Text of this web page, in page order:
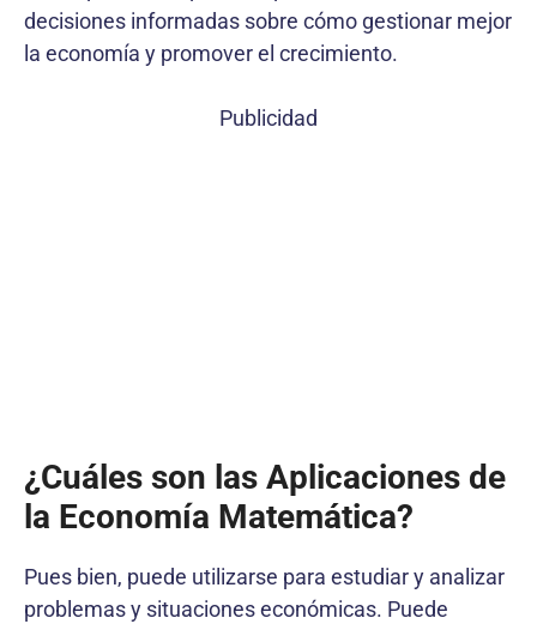
decisiones informadas sobre cómo gestionar mejor
la economía y promover el crecimiento.
Publicidad
¿Cuáles son las Aplicaciones de
la Economía Matemática?
Pues bien, puede utilizarse para estudiar y analizar
problemas y situaciones económicas. Puede